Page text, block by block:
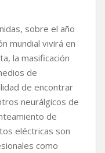
sobre el año
mundial vivirá en
la masificación
de
de encontrar
neurálgicos de
de
eléctricas son
como